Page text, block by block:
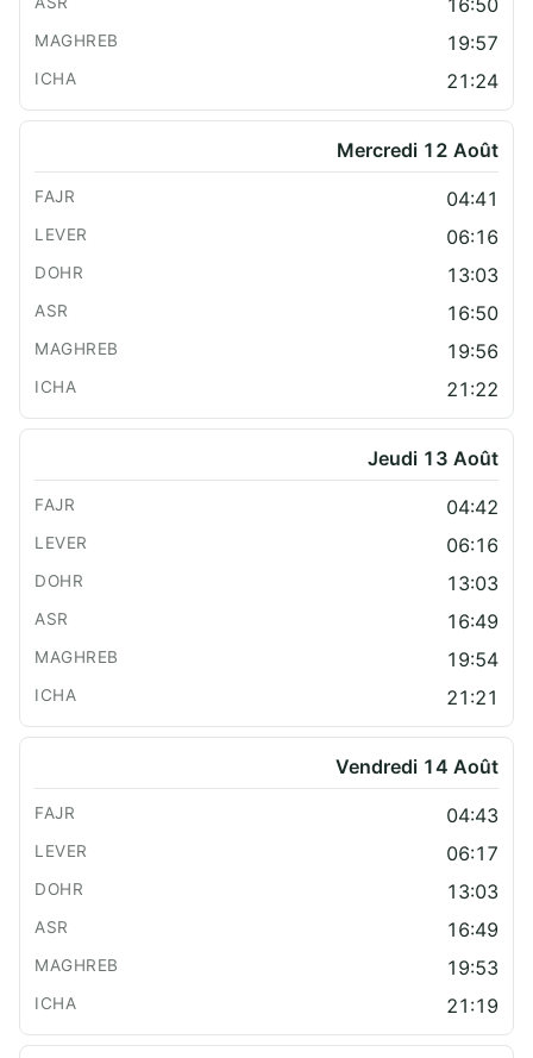
19:57
21:24
Mercredi 12 Août
04:41
06:16
13:03
16:50
19:56
21:22
Jeudi 13 Août
04:42
06:16
13:03
16:49
19:54
21:21
Vendredi 14 Août
04:43
06:17
13:03
16:49
19:53
21:19